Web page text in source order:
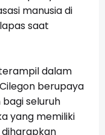
manusia di
saat
dalam
berupaya
seluruh
yang memiliki
diharapkan